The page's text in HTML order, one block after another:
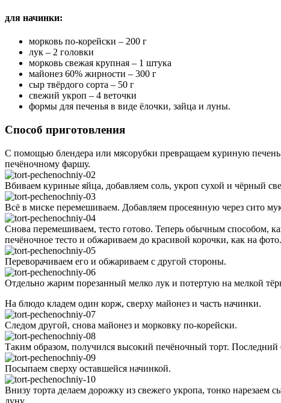
для начинки:
морковь по-корейски – 200 г
лук – 2 головки
морковь свежая крупная – 1 штука
майонез 60% жирности – 300 г
сыр твёрдого сорта – 50 г
свежий укроп – 4 веточки
формы для печенья в виде ёлочки, зайца и луны.
Способ приготовления
С помощью блендера или мясорубки превращаем куриную
печёночному фаршу.
Вбиваем куриные яйца, добавляем соль, укроп сухой и чёрный
Всё в миске перемешиваем. Добавляем просеянную через сито
Снова перемешиваем, тесто готово. Теперь обычным способом,
печёночное тесто и обжариваем до красивой корочки, как на фото.
Переворачиваем его и обжариваем с другой стороны.
Отдельно жарим порезанный мелко лук и потертую на мелкой
На блюдо кладем один корж, сверху майонез и часть начинки.
Следом другой, снова майонез и морковку по-корейски.
Таким образом, получился высокий печёночный торт.
Посыпаем сверху оставшейся начинкой.
Внизу торта делаем дорожку из свежего укропа, тонко
луну.